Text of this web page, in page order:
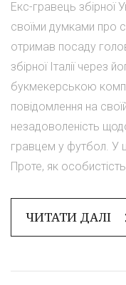
Екс-гравець збірної
своїми думками про
отримав посаду
збірної Італії через
букмекерською
повідомлення на
незадоволеність
гравцем у футбол. У
Проте, як
ЧИТАТИ ДАЛІ